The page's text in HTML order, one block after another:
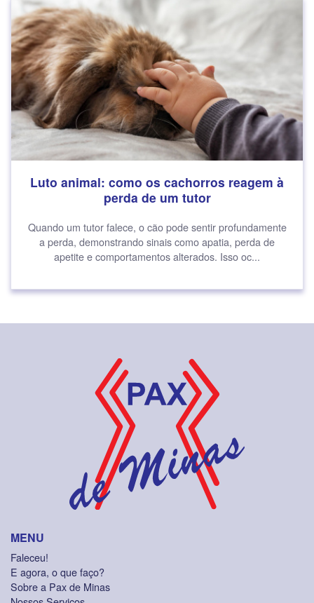
Luto animal: como os cachorros reagem à
perda de um tutor
Quando um tutor falece, o cão pode sentir profundamente
a perda, demonstrando sinais como apatia, perda de
apetite e comportamentos alterados. Isso oc...
MENU
Faleceu!
E agora, o que faço?
Sobre a Pax de Minas